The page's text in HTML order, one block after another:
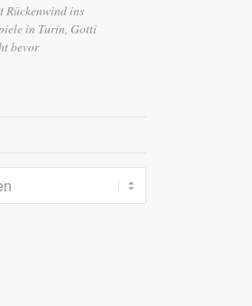
Rückenwind ins
in Turin, Gotti
bevor